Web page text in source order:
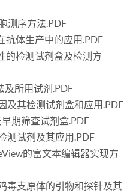
测序方法.PDF
抗体生产中的应用.PDF
的检测试剂盒及检测方
及所用试剂.PDF
及其检测试剂盒和应用.PDF
期筛查试剂盒.PDF
测试剂及其应用.PDF
的富文本编辑器实现方
毒支原体的引物和探针及其